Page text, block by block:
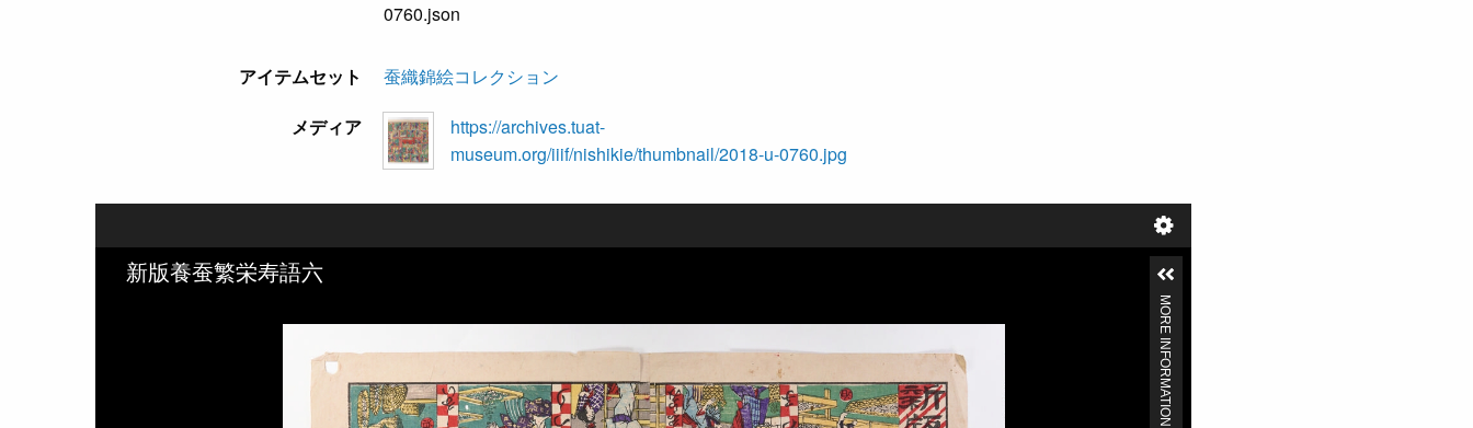
0760.json
アイテムセット
蚕織錦絵コレクション
メディア
https://archives.tuat-
museum.org/iiif/nishikie/thumbnail/2018-u-0760.jpg
新版養蚕繁栄寿語六
MORE INFORMATION